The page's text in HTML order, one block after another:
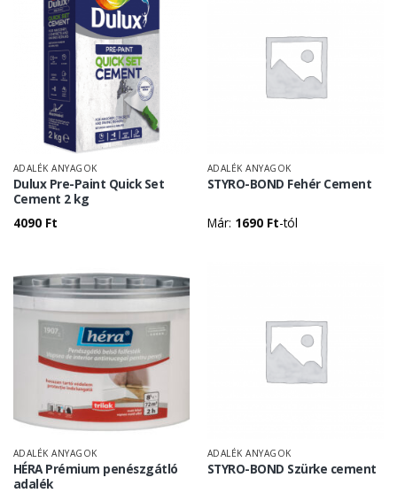
ADALÉK ANYAGOK
Dulux Pre-Paint Quick Set
Cement 2 kg
4090 Ft
ADALÉK ANYAGOK
STYRO-BOND Fehér Cement
Már: 1690 Ft-tól
ADALÉK ANYAGOK
HÉRA Prémium penészgátló
adalék
ADALÉK ANYAGOK
STYRO-BOND Szürke cement